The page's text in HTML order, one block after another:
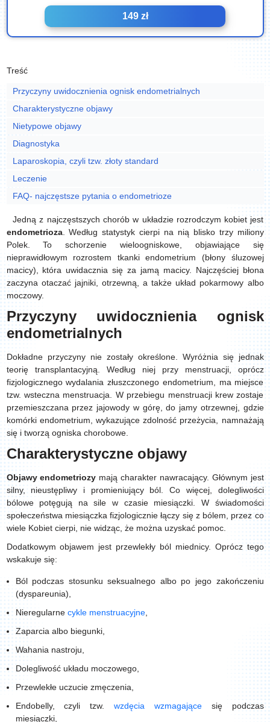
149 zł
Treść
Przyczyny uwidocznienia ognisk endometrialnych
Charakterystyczne objawy
Nietypowe objawy
Diagnostyka
Laparoskopia, czyli tzw. złoty standard
Leczenie
FAQ- najczęstsze pytania o endometrioze
Jedną z najczęstszych chorób w układzie rozrodczym kobiet jest
endometrioza. Według statystyk cierpi na nią blisko trzy miliony
Polek. To schorzenie wieloogniskowe, objawiające się
nieprawidłowym rozrostem tkanki endometrium (błony śluzowej
macicy), która uwidacznia się za jamą macicy. Najczęściej błona
zaczyna otaczać jajniki, otrzewną, a także układ pokarmowy albo
moczowy.
Przyczyny uwidocznienia ognisk
endometrialnych
Dokładne przyczyny nie zostały określone. Wyróżnia się jednak
teorię transplantacyjną. Według niej przy menstruacji, oprócz
fizjologicznego wydalania złuszczonego endometrium, ma miejsce
tzw. wsteczna menstruacja. W przebiegu menstruacji krew zostaje
przemieszczana przez jajowody w górę, do jamy otrzewnej, gdzie
komórki endometrium, wykazujące zdolność przeżycia, namnażają
się i tworzą ogniska chorobowe.
Charakterystyczne objawy
Objawy endometriozy mają charakter nawracający. Głównym jest
silny, nieustępliwy i promieniujący ból. Co więcej, dolegliwości
bólowe potęgują na sile w czasie miesiączki. W świadomości
społeczeństwa miesiączka fizjologicznie łączy się z bólem, przez co
wiele Kobiet cierpi, nie widząc, że można uzyskać pomoc.
Dodatkowym objawem jest przewlekły ból miednicy. Oprócz tego
wskakuje się:
Ból podczas stosunku seksualnego albo po jego zakończeniu
(dyspareunia),
Nieregularne cykle menstruacyjne,
Zaparcia albo biegunki,
Wahania nastroju,
Dolegliwość układu moczowego,
Przewlekłe uczucie zmęczenia,
Endobelly, czyli tzw. wzdęcia wzmagającesię podczas
miesiączki,